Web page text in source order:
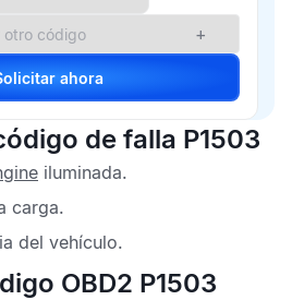
+
Solicitar ahora
de falla P1503
iluminada.
carga.
del vehículo.
OBD2 P1503